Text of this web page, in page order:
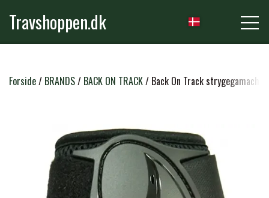
Travshoppen.dk
NYHEDER
HEST
GRIMER & TRÆKTOVE
RYTTER
Forside BRANDS BACK ON TRACK Back On Track strygegamacher